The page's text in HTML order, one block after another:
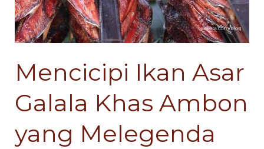
Mencicipi Ikan Asar
Galala Khas Ambon
yang Melegenda
Ambon
yang
Ambon
yang